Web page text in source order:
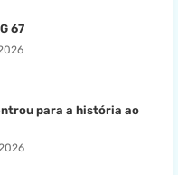
67
para a história ao